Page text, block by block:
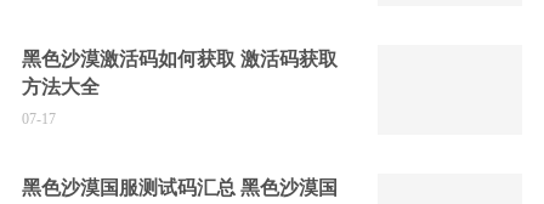
黑色沙漠激活码如何获取 激活码获取
方法大全
07-17
黑色沙漠国服测试码汇总 黑色沙漠国